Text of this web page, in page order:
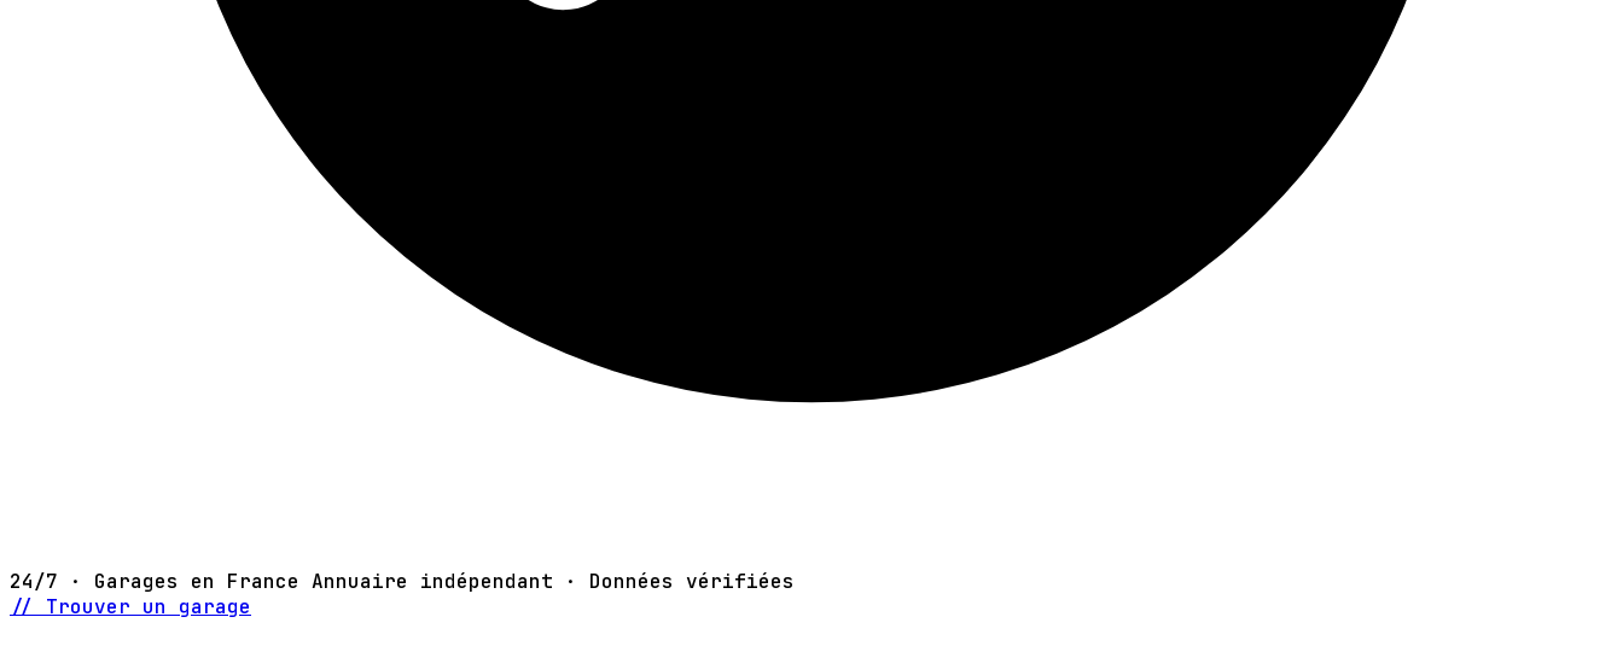
24/7 · Garages en France Annuaire indépendant · Données vérifiées
// Trouver un garage